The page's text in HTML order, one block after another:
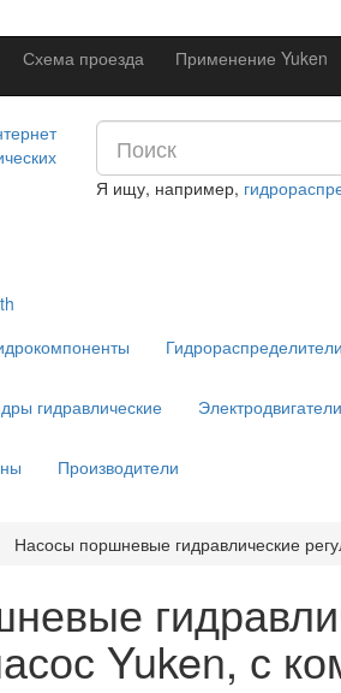
Схема проезда Применение Yuken
Я ищу, например,
Гидрораспределители
гидравлические
Производители
Насосы поршневые гидравлические
Yuken, с